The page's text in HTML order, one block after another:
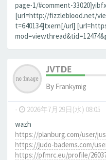
page-1/#comment-
[url=http://fizzleblood.net/
t=640134]txern[/url]
JVTDE
By Frankymig
- 2026年7月29日(水) 08:05
wazh
https://planburg.com/user/
https://judo-badems.com/
https://pfmrc.eu/profile/